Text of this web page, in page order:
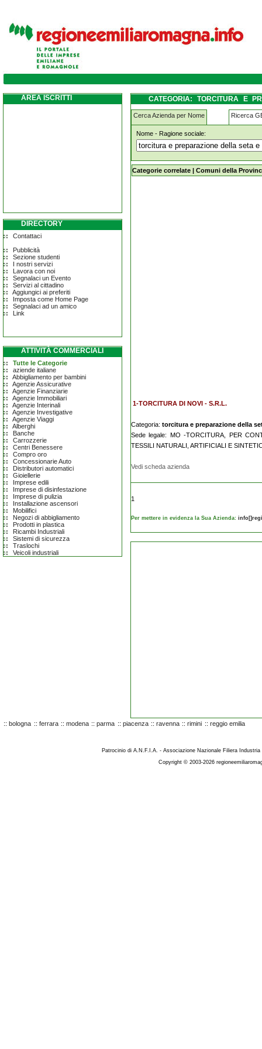
torcitura-e-preparazione-della-seta-e-di-
AREA ISCRITTI
DIRECTORY
Contattaci
Pubblicità
Sezione studenti
I nostri servizi
Lavora con noi
Segnalaci un Evento
Servizi al cittadino
Aggiungici ai preferiti
Imposta come Home Page
Segnalaci ad un amico
Link
ATTIVITÀ COMMERCIALI
Tutte le Categorie
aziende italiane
Abbigliamento per bambini
Agenzie Assicurative
Agenzie Finanziarie
Agenzie Immobiliari
Agenzie Interinali
Agenzie Investigative
Agenzie Viaggi
Alberghi
Banche
Carrozzerie
Centri Benessere
Compro oro
Concessionarie Auto
Distributori automatici
Gioiellerie
Imprese edili
Imprese di disinfestazione
Imprese di pulizia
Installazione ascensori
Mobilifici
Negozi di abbigliamento
Prodotti in plastica
Ricambi Industriali
Sistemi di sicurezza
Traslochi
Veicoli industriali
CATEGORIA: TORCITURA E
ARTIFICIALI MODENA
Cerca Azienda per Nome Ricerca
Nome - Ragione sociale:
torcitura-e-preparazione-della-
Categorie correlate | Comuni della
1-TORCITURA DI NOVI - S.R.L.
Categoria: torcitura e preparazione della
Sede legale: MO -TORCITURA, PER
TESSILI NATURALI, ARTIFICIALI E
Vedi scheda azienda
1
Per mettere in evidenza la Sua Azienda:
:: bologna :: ferrara :: modena :: parma :: piacenza :: ravenna :: rimini :: reggio emilia
Patrocinio di A.N.F.I.A. - Associazione Nazionale Filiera
Copyright © 2003-2026